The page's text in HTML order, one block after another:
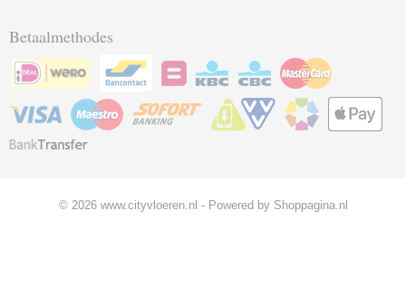
Betaalmethodes
© 2026 www.cityvloeren.nl - Powered by Shoppagina.nl